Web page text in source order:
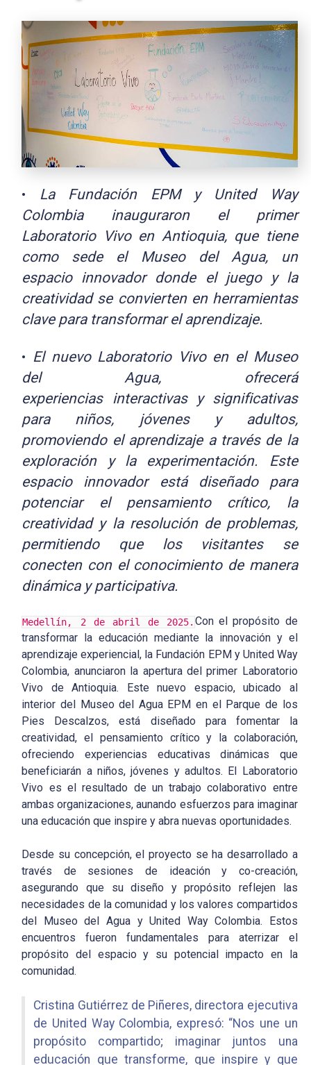
•
La Fundación EPM y United Way
Colombia inauguraron el primer
Laboratorio Vivo en Antioquia, que tiene
como sede el Museo del Agua, un
espacio innovador donde el juego y la
creatividad se convierten en herramientas
clave para transformar el aprendizaje.
• El nuevo Laboratorio Vivo en el Museo
del Agua, ofrecerá
experiencias interactivas y significativas
para niños, jóvenes y adultos,
promoviendo el aprendizaje a través de la
exploración y la experimentación. Este
espacio innovador está diseñado para
potenciar el pensamiento crítico, la
creatividad y la resolución de problemas,
permitiendo que los visitantes se
conecten con el conocimiento de manera
dinámica y participativa.
Medellín, 2 de abril de 2025. Con el propósito de
transformar la educación mediante la innovación y el
aprendizaje experiencial, la Fundación EPM y United Way
Colombia, anunciaron la apertura del primer Laboratorio
Vivo de Antioquia. Este nuevo espacio, ubicado al
interior del Museo del Agua EPM en el Parque de los
Pies Descalzos, está diseñado para fomentar la
creatividad, el pensamiento crítico y la colaboración,
ofreciendo experiencias educativas dinámicas que
beneficiarán a niños, jóvenes y adultos. El Laboratorio
Vivo es el resultado de un trabajo colaborativo entre
ambas organizaciones, aunando esfuerzos para imaginar
una educación que inspire y abra nuevas oportunidades.
Desde su concepción, el proyecto se ha desarrollado a
través de sesiones de ideación y co-creación,
asegurando que su diseño y propósito reflejen las
necesidades de la comunidad y los valores compartidos
del Museo del Agua y United Way Colombia. Estos
encuentros fueron fundamentales para aterrizar el
propósito del espacio y su potencial impacto en la
comunidad.
Cristina Gutiérrez de Piñeres, directora ejecutiva
de United Way Colombia, expresó: “Nos une un
propósito compartido; imaginar juntos una
educación que transforme, que inspire y que